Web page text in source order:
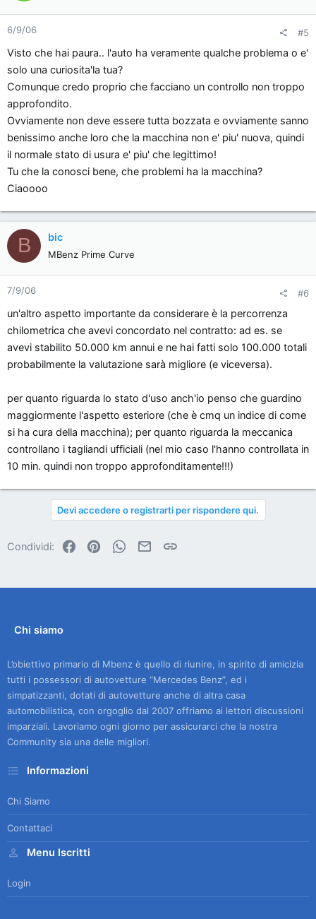
6/9/06 #5
Visto che hai paura.. l'auto ha veramente qualche problema o e'
solo una curiosita'la tua?
Comunque credo proprio che facciano un controllo non troppo
approfondito.
Ovviamente non deve essere tutta bozzata e ovviamente sanno
benissimo anche loro che la macchina non e' piu' nuova, quindi
il normale stato di usura e' piu' che legittimo!
Tu che la conosci bene, che problemi ha la macchina?
Ciaoooo
B bic
MBenz Prime Curve
7/9/06 #6
un'altro aspetto importante da considerare è la percorrenza
chilometrica che avevi concordato nel contratto: ad es. se
avevi stabilito 50.000 km annui e ne hai fatti solo 100.000 totali
probabilmente la valutazione sarà migliore (e viceversa).
per quanto riguarda lo stato d'uso anch'io penso che guardino
maggiormente l'aspetto esteriore (che è cmq un indice di come
si ha cura della macchina); per quanto riguarda la meccanica
controllano i tagliandi ufficiali (nel mio caso l'hanno controllata in
10 min. quindi non troppo approfonditamente!!!)
Devi accedere o registrarti per rispondere qui.
Condividi: FacebookPinterestWhatsApp
Email
Chi siamo
L’obiettivo primario di Mbenz è quello di riunire, in spirito di amicizia
tutti i possessori di autovetture “Mercedes Benz”, ed i
simpatizzanti, dotati di autovetture anche di altra casa
automobilistica, con orgoglio dal 2007 offriamo ai lettori discussioni
imparziali. Lavoriamo ogni giorno per assicurarci che la nostra
Community sia una delle migliori.
Informazioni
Chi Siamo
Contattaci
Menu Iscritti
Login